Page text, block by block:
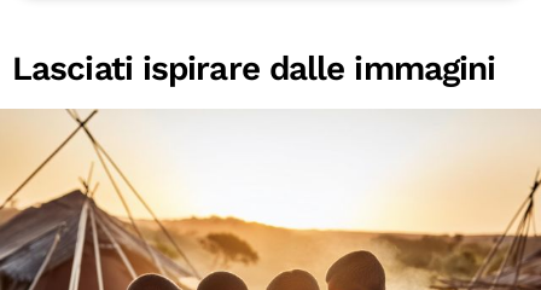
Lasciati ispirare dalle immagini